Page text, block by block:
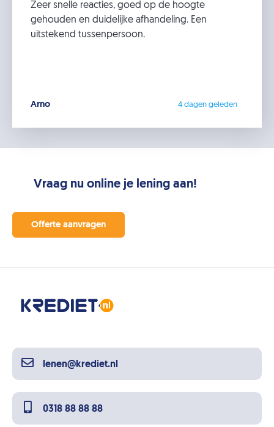
Zeer snelle reacties, goed op de hoogte
gehouden en duidelijke afhandeling. Een
uitstekend tussenpersoon.
Arno 4 dagen geleden
Vraag nu online je lening aan!
Offerte aanvragen
lenen@krediet.nl
0318 88 88 88